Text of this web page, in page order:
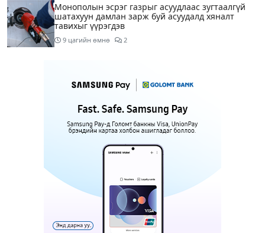
Монополын эсрэг газрыг асуудлаас зугтаалгүй
шатахуун дамлан зарж буй асуудалд хяналт
тавихыг үүрэгдэв
9 цагийн өмнө 2
настай охиныг 7 дахь өдрөө хайж байна
АҮЭБЯ: Тэгш, сондгойг мөрдөөгүй 7 ШТС-д
торгууль ногдуулах, тусгай зөвшөөрлийг нь
цуцлах хүртэл арга хэмжээ авахыг сануулав
Боловсролын сайд Л.Энх-Амгалан Pearson
компанийн удирдлагуудтай уулзаж, хамтын
ажиллагааг гүнзгийрүүлэх талаар ярилцжээ